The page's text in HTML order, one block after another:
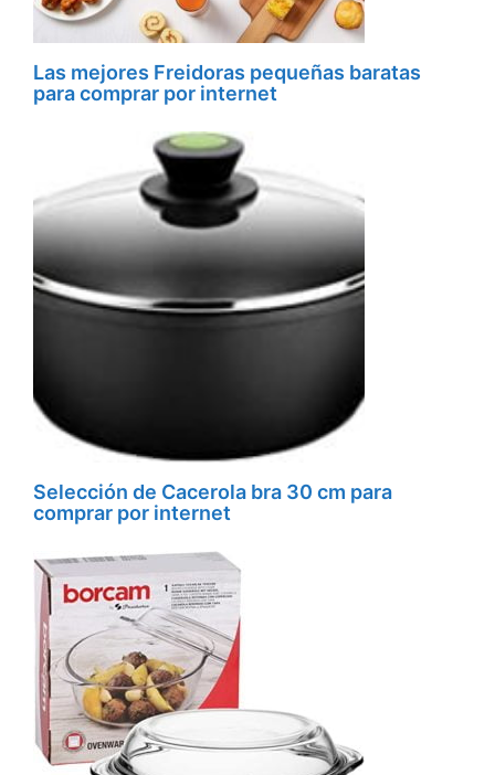
Las mejores Freidoras pequeñas baratas
para comprar por internet
Selección de Cacerola bra 30 cm para
comprar por internet